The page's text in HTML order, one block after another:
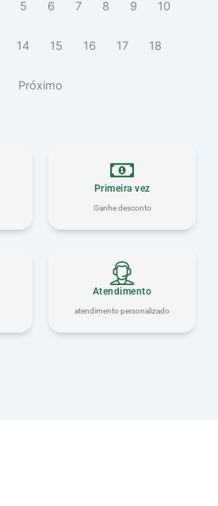
5 6 7 8 9 10
14 15 16 17 18
Próximo
Primeira vez
Ganhe desconto
Atendimento
atendimento personalizado